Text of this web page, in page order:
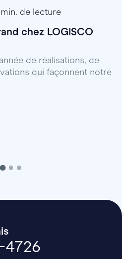
de lecture
chez LOGISCO
de réalisations, de
qui façonnent notre